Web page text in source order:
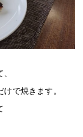
で焼きます。